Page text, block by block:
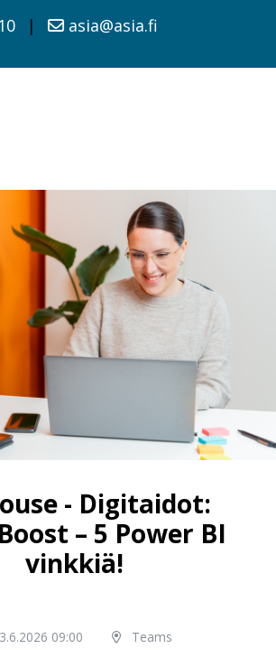
| asia@asia.fi
- Digitaidot:
– 5 Power BI
vinkkiä!
3.6.2026 09:00 Teams